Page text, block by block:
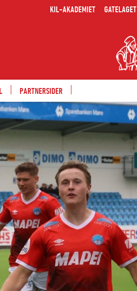
KIL-AKADEMIET GATELAGET
PARTNERSIDER